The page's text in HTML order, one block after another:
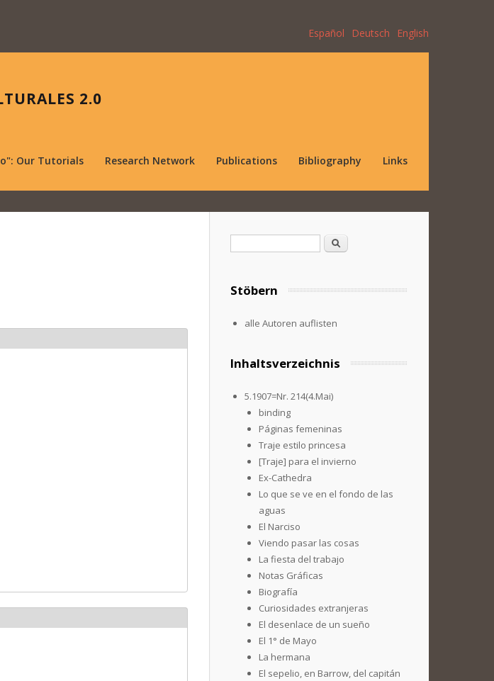
Español Deutsch English
2.0
Our Tutorials Research Network Publications Bibliography Links
Search
Stöbern
alle Autoren auflisten
Inhaltsverzeichnis
5.1907=Nr. 214(4.Mai)
binding
Páginas femeninas
Traje estilo princesa
[Traje] para el invierno
Ex-Cathedra
Lo que se ve en el fondo de las
aguas
El Narciso
Viendo pasar las cosas
La fiesta del trabajo
Notas Gráficas
Biografía
Curiosidades extranjeras
El desenlace de un sueño
El 1° de Mayo
La hermana
El sepelio, en Barrow, del capitán